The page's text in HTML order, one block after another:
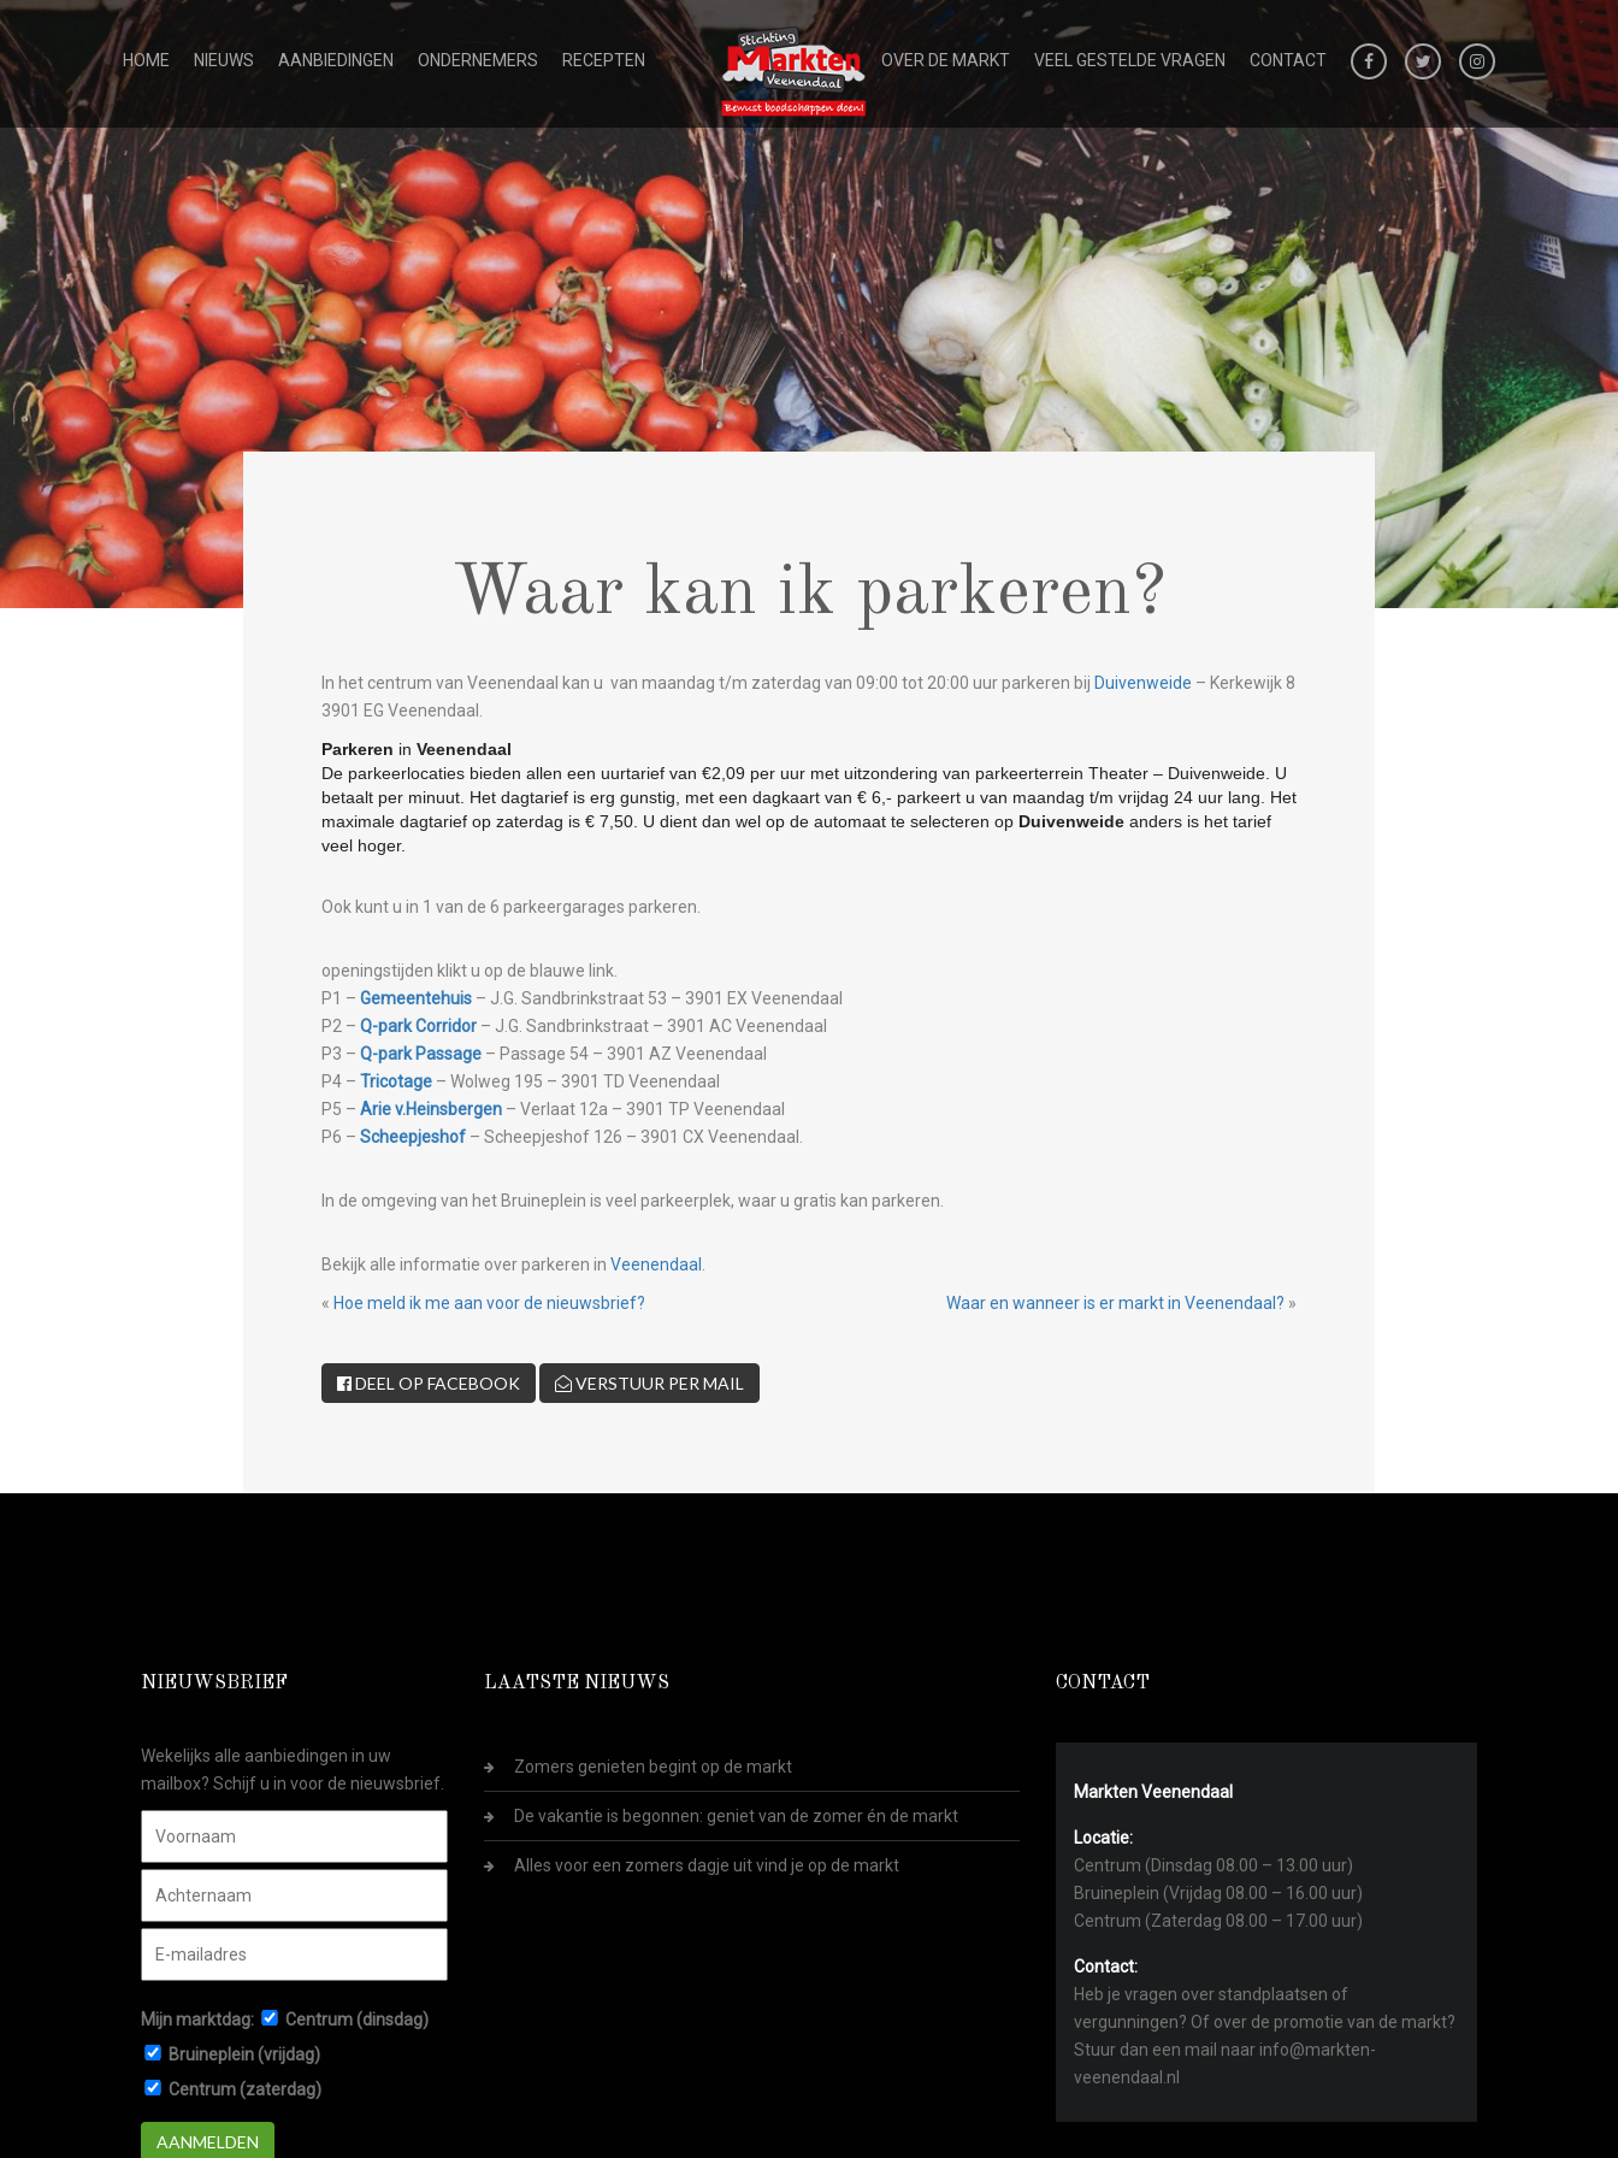
HOME NIEUWS AANBIEDINGEN ONDERNEMERS RECEPTEN OVER DE MARKT VEEL GESTELDE VRAGEN CONTACT
Waar kan ik parkeren?
In het centrum van Veenendaal kan u van maandag t/m zaterdag van 09:00 tot 20:00 uur parkeren bij Duivenweide – Kerkewijk 8
3901 EG Veenendaal.
Parkeren in Veenendaal
De parkeerlocaties bieden allen een uurtarief van €2,09 per uur met uitzondering van parkeerterrein Theater – Duivenweide. U
betaalt per minuut. Het dagtarief is erg gunstig, met een dagkaart van € 6,- parkeert u van maandag t/m vrijdag 24 uur lang. Het
maximale dagtarief op zaterdag is € 7,50. U dient dan wel op de automaat te selecteren op Duivenweide anders is het tarief
veel hoger.
Ook kunt u in 1 van de 6 parkeergarages parkeren.
openingstijden klikt u op de blauwe link.
P1 – Gemeentehuis – J.G. Sandbrinkstraat 53 – 3901 EX Veenendaal
P2 – Q-park Corridor – J.G. Sandbrinkstraat – 3901 AC Veenendaal
P3 – Q-park Passage – Passage 54 – 3901 AZ Veenendaal
P4 – Tricotage – Wolweg 195 – 3901 TD Veenendaal
P5 – Arie v.Heinsbergen – Verlaat 12a – 3901 TP Veenendaal
P6 – Scheepjeshof – Scheepjeshof 126 – 3901 CX Veenendaal.
In de omgeving van het Bruineplein is veel parkeerplek, waar u gratis kan parkeren.
Bekijk alle informatie over parkeren in Veenendaal
« Hoe meld ik me aan voor de nieuwsbrief? Waar en wanneer is er markt in Veenendaal? »
DEEL OP FACEBOOK VERSTUUR PER MAIL
NIEUWSBRIEF
Wekelijks alle aanbiedingen in uw
mailbox? Schijf u in voor de nieuwsbrief.
Mijn marktdag:
Centrum (dinsdag)
Bruineplein (vrijdag)
Centrum (zaterdag)
AANMELDEN
LAATSTE NIEUWS
Zomers genieten begint op de markt
De vakantie is begonnen: geniet van de zomer én de markt
Alles voor een zomers dagje uit vind je op de markt
CONTACT
Markten Veenendaal
Locatie:
Centrum (Dinsdag 08.00 – 13.00 uur)
Bruineplein (Vrijdag 08.00 – 16.00 uur)
Centrum (Zaterdag 08.00 – 17.00 uur)
Contact:
Heb je vragen over standplaatsen of
vergunningen? Of over de promotie van de markt?
Stuur dan een mail naar info@markten-
veenendaal.nl